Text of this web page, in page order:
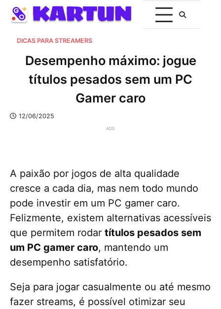
DICAS PARA STREAMERS
Desempenho máximo: jogue
títulos pesados sem um PC
Gamer caro
12/06/2025
ADS
A paixão por jogos de alta qualidade
cresce a cada dia, mas nem todo mundo
pode investir em um PC gamer caro.
Felizmente, existem alternativas acessíveis
que permitem rodar títulos pesados sem
um PC gamer caro, mantendo um
desempenho satisfatório.
Seja para jogar casualmente ou até mesmo
fazer streams, é possível otimizar seu